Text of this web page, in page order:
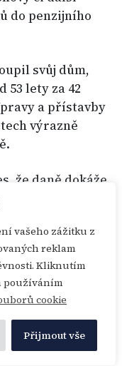
vašeho zážitku z
reklam
Kliknutím
používáním
cookie
Přijmout vše
do penzijního
svůj dům,
53 lety za 42
a přístavby
výrazně
že daně dokáže
už více
veřejné školy.
peněz, ale
Buďme
mnohem
uzavírá.